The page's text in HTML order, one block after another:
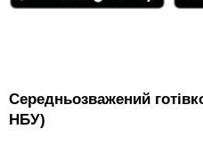
Середньозважений
НБУ)